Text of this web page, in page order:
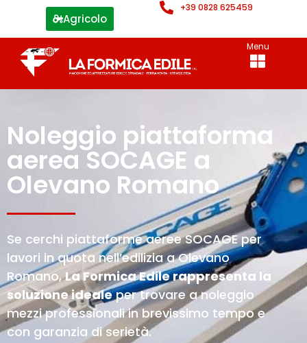
Agricolo
+39 0828 625459
Menu
Noleggio piattaforma
aerea SOCAGE a
Olevano Romano
Se cerchi piattaforme aeree SOCAGE per
lavori in quota nell’edilizia a Olevano
Romano,La Formica Edile rappresenta la
soluzione idealeper trovare a noleggio
mezzi professionali in brevissimo tempo e
con garanzia di serietà.